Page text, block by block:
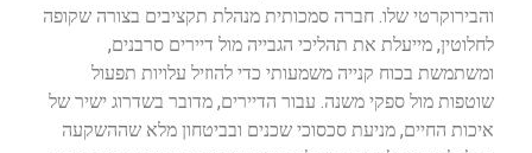
והבירוקרטי שלו. חברה סמכותית מנהלת תקציבים בצורה שקופה
לחלוטין, מייעלת את תהליכי הגבייה מול דיירים סרבנים,
ומשתמשת בכוח קנייה משמעותי כדי להוזיל עלויות תפעול
שוטפות מול ספקי משנה. עבור הדיירים, מדובר בשדרוג ישיר של
איכות החיים, מניעת סכסוכי שכנים ובביטחון מלא שההשקעה